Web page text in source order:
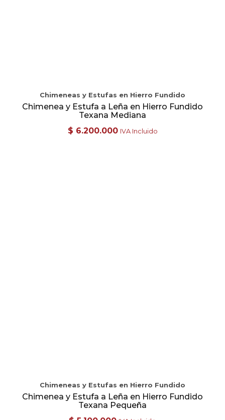
Chimeneas y Estufas en Hierro Fundido
Chimenea y Estufa a Leña en Hierro Fundido
Texana Mediana
$ 6.200.000 IVA Incluido
Chimeneas y Estufas en Hierro Fundido
Chimenea y Estufa a Leña en Hierro Fundido
Texana Pequeña